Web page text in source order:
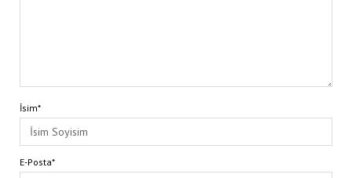
İsim*
E-Posta*